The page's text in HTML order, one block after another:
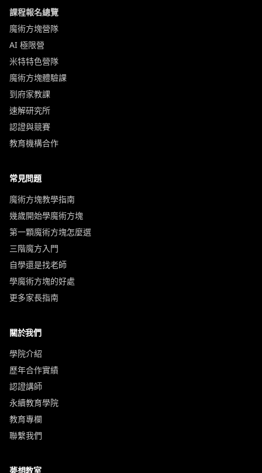
課程報名總覽
魔術方塊營隊
AI 極限營
米特特色營隊
魔術方塊體驗課
到府家教課
速解研究所
認證與競賽
教育機構合作
常見問題
魔術方塊教學指南
幾歲開始學魔術方塊
第一顆魔術方塊怎麼選
三階魔方入門
自學還是找老師
學魔術方塊的好處
更多家長指南
關於我們
學院介紹
歷年合作實績
認證講師
永續教育學院
教育專欄
聯繫我們
夢想教室